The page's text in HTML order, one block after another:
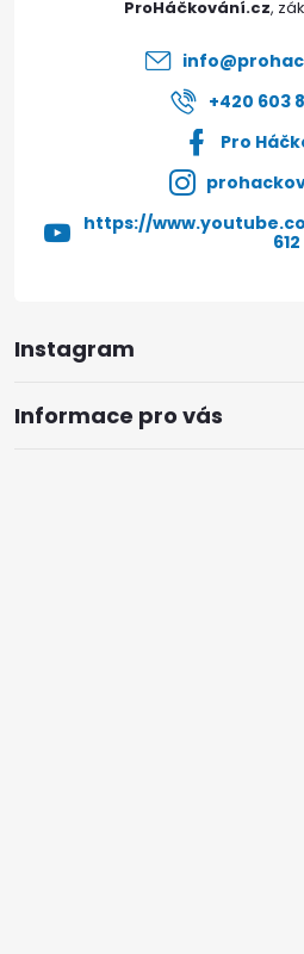
Instagram
Informace pro vás
ProHáčkování.cz
info@
+420 603
Pro
https://
612